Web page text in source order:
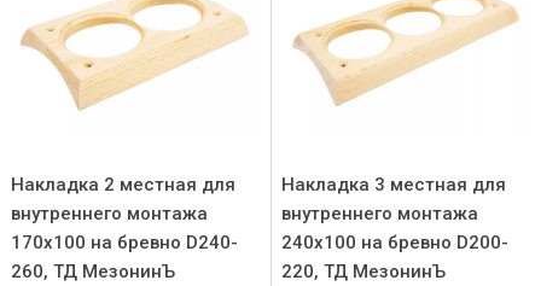
Накладка 2 местная для
внутреннего монтажа
170х100 на бревно D240-
260, ТД МезонинЪ
Накладка 3 местная для
внутреннего монтажа
240х100 на бревно D200-
220, ТД МезонинЪ